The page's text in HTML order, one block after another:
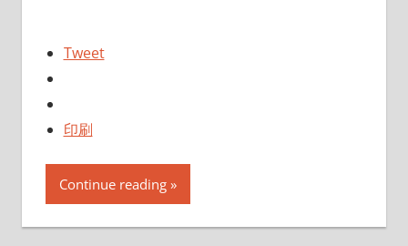
Tweet
印刷
Continue reading